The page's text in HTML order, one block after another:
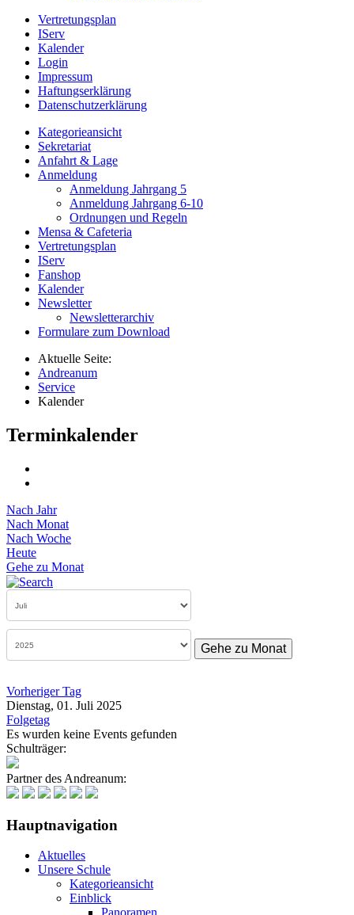
Vertretungsplan
IServ
Kalender
Login
Impressum
Haftungserklärung
Datenschutzerklärung
Kategorieansicht
Sekretariat
Anfahrt & Lage
Anmeldung
Anmeldung Jahrgang 5
Anmeldung Jahrgang 6-10
Ordnungen und Regeln
Mensa & Cafeteria
Vertretungsplan
IServ
Fanshop
Kalender
Newsletter
Newsletterarchiv
Formulare zum Download
Aktuelle Seite:
Andreanum
Service
Kalender
Terminkalender
Nach Jahr
Nach Monat
Nach Woche
Heute
Gehe zu Monat
Gehe zu Monat
Vorheriger Tag
Dienstag, 01. Juli 2025
Folgetag
Es wurden keine Events gefunden
Schulträger:
Partner des Andreanum:
Hauptnavigation
Aktuelles
Unsere Schule
Kategorieansicht
Einblick